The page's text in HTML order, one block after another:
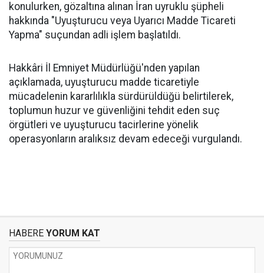
konulurken, gözaltına alınan İran uyruklu şüpheli
hakkında "Uyuşturucu veya Uyarıcı Madde Ticareti
Yapma" suçundan adli işlem başlatıldı.
Hakkâri İl Emniyet Müdürlüğü'nden yapılan
açıklamada, uyuşturucu madde ticaretiyle
mücadelenin kararlılıkla sürdürüldüğü belirtilerek,
toplumun huzur ve güvenliğini tehdit eden suç
örgütleri ve uyuşturucu tacirlerine yönelik
operasyonların aralıksız devam edeceği vurgulandı.
HABERE YORUM KAT